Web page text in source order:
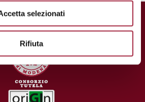
selezionati
Rifiuta